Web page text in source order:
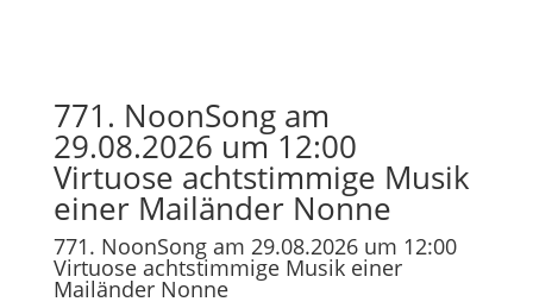
771. NoonSong am
29.08.2026 um 12:00
Virtuose achtstimmige Musik
einer Mailänder Nonne
771. NoonSong am 29.08.2026 um 12:00
Virtuose achtstimmige Musik einer
Mailänder Nonne